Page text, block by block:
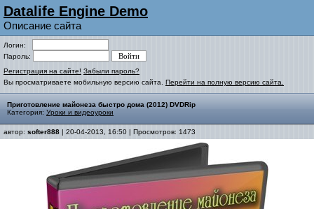
Datalife Engine Demo
Описание сайта
Логин:
Пароль:
Регистрация на сайте! Забыли пароль?
Вы просматриваете мобильную версию сайта. Перейти на полную версию сайта.
Приготовление майонеза быстро дома (2012) DVDRip
Категория: Уроки и видеоуроки
автор: softer888 | 20-04-2013, 16:50 | Просмотров: 1473